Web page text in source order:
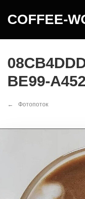
COFFEE-
BE99-
Фотопоток